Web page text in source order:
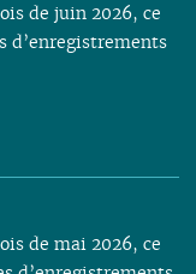
de juin 2026, ce
d’enregistrements
de mai 2026, ce